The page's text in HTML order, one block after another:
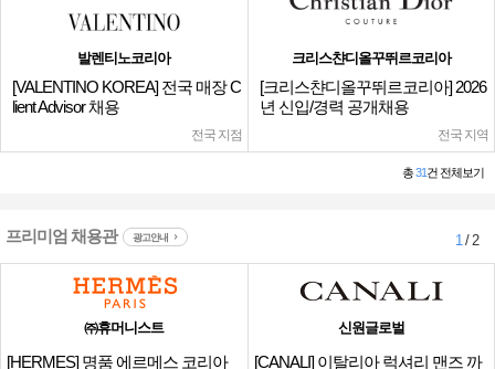
발렌티노코리아
[VALENTINO KOREA] 전국 매장 C
lient Advisor 채용
전국 지점
크리스챤디올꾸뛰르코리아
[크리스챤디올꾸뛰르코리아] 2026
년 신입/경력 공개채용
전국 지역
총31건 전체보기
프리미엄 채용관 광고안내 1/ 2
㈜휴머니스트
[HERMES] 명품 에르메스 코리아
신원글로벌
[CANALI] 이탈리아 럭셔리 맨즈 까